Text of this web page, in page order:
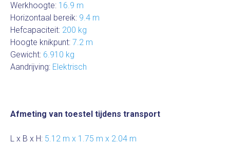
Werkhoogte: 16.9 m
Horizontaal bereik: 9.4 m
Hefcapaciteit: 200 kg
Hoogte knikpunt: 7.2 m
Gewicht: 6.910 kg
Aandrijving: Elektrisch
Afmeting van toestel tijdens transport
L x B x H: 5.12 m x 1.75 m x 2.04 m